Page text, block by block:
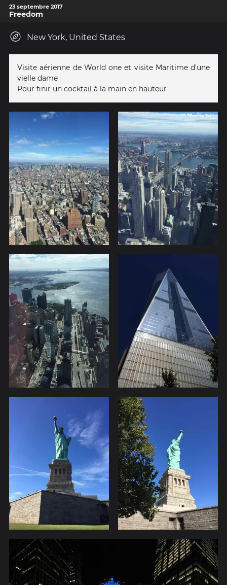
23 septembre 2017
Freedom
New York, United States
Visite aérienne de World one et visite Maritime d'une
vielle dame
Pour finir un cocktail à la main en hauteur